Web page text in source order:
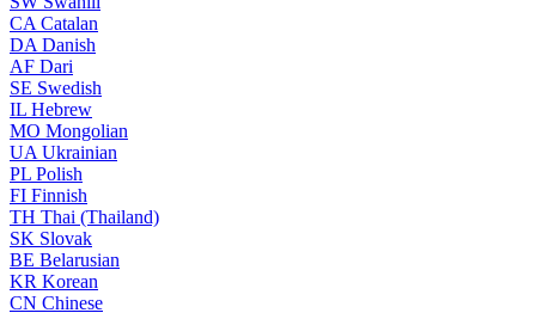
CA Catalan
DA Danish
AF Dari
SE Swedish
IL Hebrew
MO Mongolian
UA Ukrainian
PL Polish
FI Finnish
TH Thai (Thailand)
SK Slovak
BE Belarusian
KR Korean
CN Chinese